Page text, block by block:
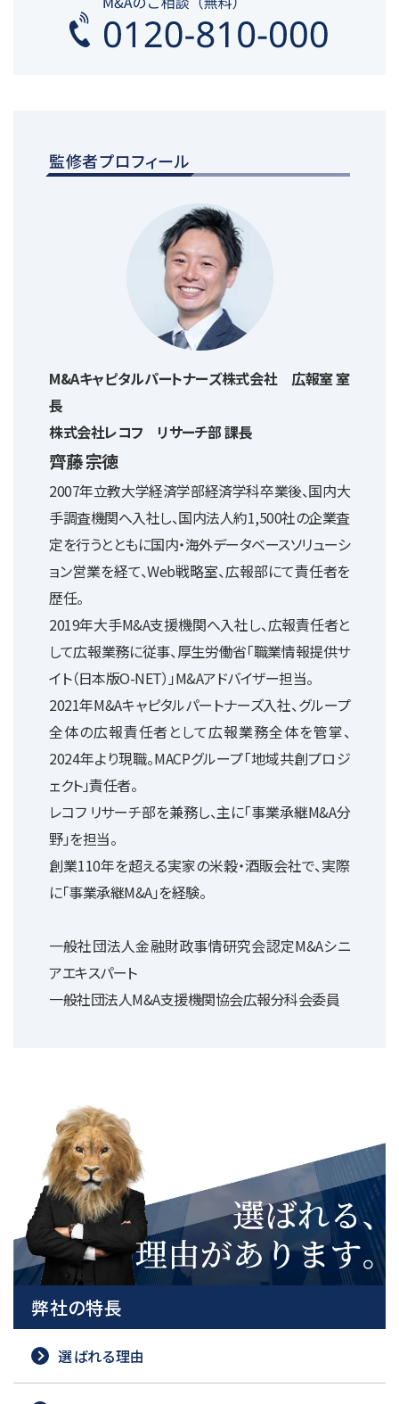
監修者プロフィール
M&Aキャピタルパートナーズ株式会社 広報室 室
長
株式会社レコフ リサーチ部 課長
齊藤 宗徳
2007年立教大学経済学部経済学科卒業後、国内大
手調査機関へ入社し、国内法人約1,500社の企業査
定を行うとともに国内・海外データベースソリューシ
ョン営業を経て、Web戦略室、広報部にて責任者を
歴任。
2019年大手M&A支援機関へ入社し、広報責任者と
して広報業務に従事、厚生労働省「職業情報提供サ
イト（日本版O-NET）」M&Aアドバイザー担当。
2021年M&Aキャピタルパートナーズ入社、グループ
全体の広報責任者として広報業務全体を管掌、
2024年より現職。MACPグループ「地域共創プロジ
ェクト」責任者。
レコフ リサーチ部を兼務し、主に「事業承継M&A分
野」を担当。
創業110年を超える実家の米穀・酒販会社で、実際
に「事業承継M&A」を経験。
一般社団法人金融財政事情研究会認定M&Aシニ
アエキスパート
一般社団法人M&A支援機関協会広報分科会委員
弊社の特長
選ばれる理由